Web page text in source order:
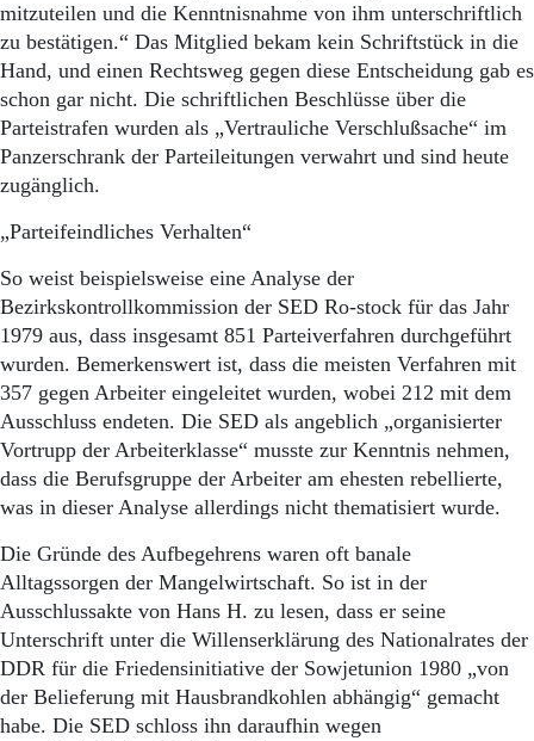
mitzuteilen und die Kenntnisnahme von ihm unterschriftlich
zu bestätigen.“ Das Mitglied bekam kein Schriftstück in die
Hand, und einen Rechtsweg gegen diese Entscheidung gab es
schon gar nicht. Die schriftlichen Beschlüsse über die
Parteistrafen wurden als „Vertrauliche Verschlußsache“ im
Panzerschrank der Parteileitungen verwahrt und sind heute
zugänglich.
„Parteifeindliches Verhalten“
So weist beispielsweise eine Analyse der
Bezirkskontrollkommission der SED Ro-stock für das Jahr
1979 aus, dass insgesamt 851 Parteiverfahren durchgeführt
wurden. Bemerkenswert ist, dass die meisten Verfahren mit
357 gegen Arbeiter eingeleitet wurden, wobei 212 mit dem
Ausschluss endeten. Die SED als angeblich „organisierter
Vortrupp der Arbeiterklasse“ musste zur Kenntnis nehmen,
dass die Berufsgruppe der Arbeiter am ehesten rebellierte,
was in dieser Analyse allerdings nicht thematisiert wurde.
Die Gründe des Aufbegehrens waren oft banale
Alltagssorgen der Mangelwirtschaft. So ist in der
Ausschlussakte von Hans H. zu lesen, dass er seine
Unterschrift unter die Willenserklärung des Nationalrates der
DDR für die Friedensinitiative der Sowjetunion 1980 „von
der Belieferung mit Hausbrandkohlen abhängig“ gemacht
habe. Die SED schloss ihn daraufhin wegen